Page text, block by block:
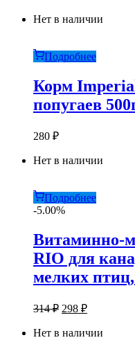
Нет в наличии
Подробнее
Корм
попугаев
280 ₽
Нет в наличии
Подробнее
-5.00%
Витаминно-
RIO для
мелких птиц,
314₽ Первоначальная
составляла
298 ₽Текущая
298 ₽.
Нет в наличии